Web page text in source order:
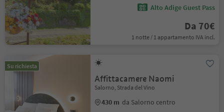
Alto Adige Guest Pass
Da 70€
1 notte / 1 appartamento IVA incl.
Su richiesta
Affittacamere Naomi
Salorno, Strada del Vino
430 m da Salorno centro